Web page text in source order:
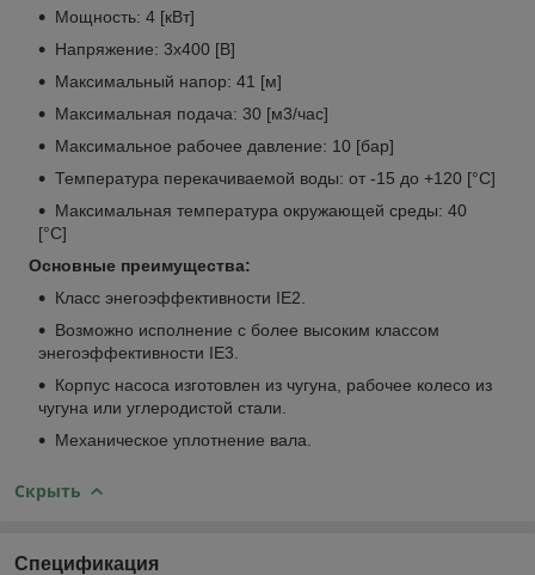
Мощность: 4 [кВт]
Напряжение: 3х400 [В]
Максимальный напор: 41 [м]
Максимальная подача: 30 [м3/час]
Максимальное рабочее давление: 10 [бар]
Температура перекачиваемой воды: от -15 до +120 [°С]
Максимальная температура окружающей среды: 40
[°С]
Основные преимущества:
Класс энегоэффективности IE2.
Возможно исполнение с более высоким классом
энегоэффективности IE3.
Корпус насоса изготовлен из чугуна, рабочее колесо из
чугуна или углеродистой стали.
Механическое уплотнение вала.
Скрыть
Спецификация